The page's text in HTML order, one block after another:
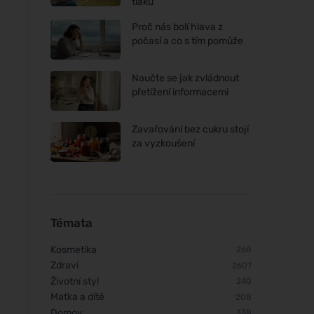
Proč nás bolí hlava z
počasí a co s tím pomůže
Naučte se jak zvládnout
přetížení informacemi
Zavařování bez cukru stojí
za vyzkoušení
Témata
Kosmetika 268
Zdraví 2607
Životní styl 240
Matka a dítě 208